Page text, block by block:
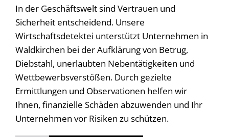
In der Geschäftswelt sind Vertrauen und
Sicherheit entscheidend. Unsere
Wirtschaftsdetektei unterstützt Unternehmen in
Waldkirchen bei der Aufklärung von Betrug,
Diebstahl, unerlaubten Nebentätigkeiten und
Wettbewerbsverstößen. Durch gezielte
Ermittlungen und Observationen helfen wir
Ihnen, finanzielle Schäden abzuwenden und Ihr
Unternehmen vor Risiken zu schützen.